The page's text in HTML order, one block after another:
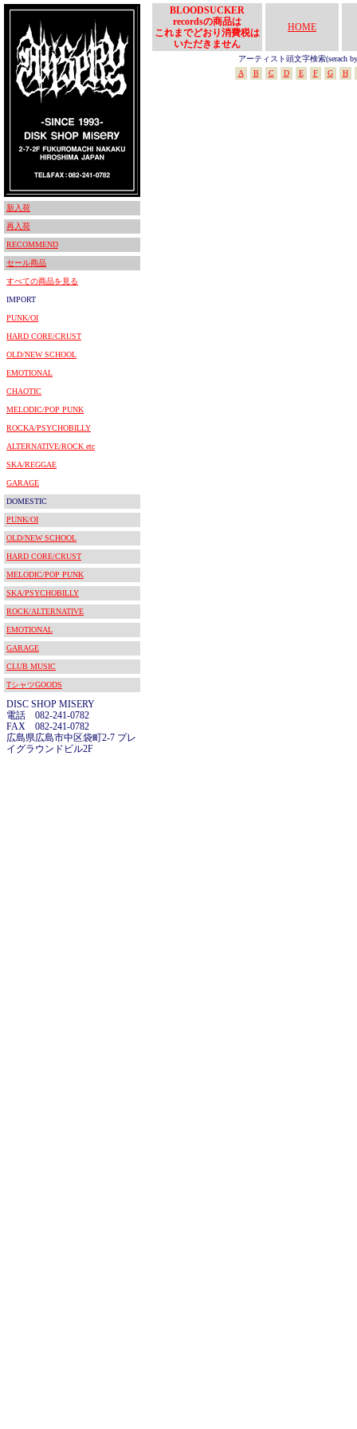
新入荷
再入荷
RECOMMEND
セール商品
すべての商品を見る
IMPORT
PUNK/OI
HARD CORE/CRUST
OLD/NEW SCHOOL
EMOTIONAL
CHAOTIC
MELODIC/POP PUNK
ROCKA/PSYCHOBILLY
ALTERNATIVE/ROCK etc
SKA/REGGAE
GARAGE
DOMESTIC
PUNK/OI
OLD/NEW SCHOOL
HARD CORE/CRUST
MELODIC/POP PUNK
SKA/PSYCHOBILLY
ROCK/ALTERNATIVE
EMOTIONAL
GARAGE
CLUB MUSIC
TシャツGOODS
DISC SHOP MISERY
電話 082-241-0782
FAX 082-241-0782
広島県広島市中区袋町2-7 プレ
イグラウンドビル2F
BLOODSUCKER
recordsの商品は
これまでどおり消費税は
いただきません
HOME
アーティスト頭文字検索(serach
A
B C D E F G H